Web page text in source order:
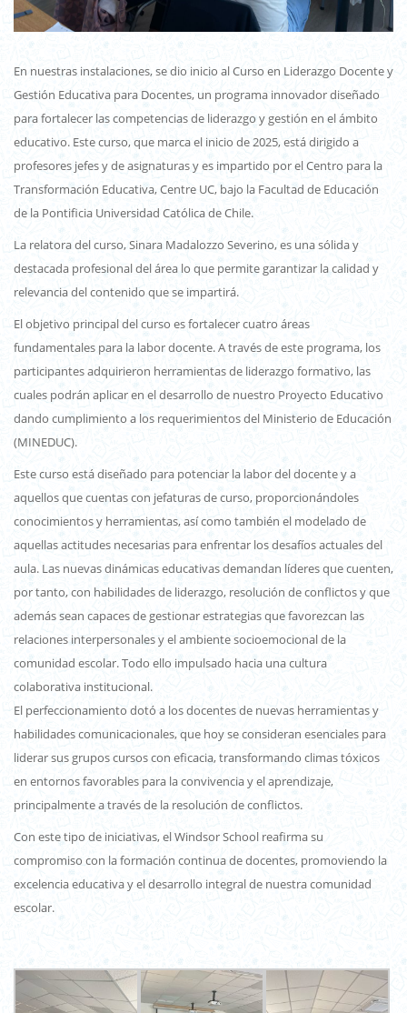
En nuestras instalaciones, se dio inicio al Curso en Liderazgo Docente y
Gestión Educativa para Docentes, un programa innovador diseñado
para fortalecer las competencias de liderazgo y gestión en el ámbito
educativo. Este curso, que marca el inicio de 2025, está dirigido a
profesores jefes y de asignaturas y es impartido por el Centro para la
Transformación Educativa, Centre UC, bajo la Facultad de Educación
de la Pontificia Universidad Católica de Chile.
La relatora del curso, Sinara Madalozzo Severino, es una sólida y
destacada profesional del área lo que permite garantizar la calidad y
relevancia del contenido que se impartirá.
El objetivo principal del curso es fortalecer cuatro áreas
fundamentales para la labor docente. A través de este programa, los
participantes adquirieron herramientas de liderazgo formativo, las
cuales podrán aplicar en el desarrollo de nuestro Proyecto Educativo
dando cumplimiento a los requerimientos del Ministerio de Educación
(MINEDUC).
Este curso está diseñado para potenciar la labor del docente y a
aquellos que cuentas con jefaturas de curso, proporcionándoles
conocimientos y herramientas, así como también el modelado de
aquellas actitudes necesarias para enfrentar los desafíos actuales del
aula. Las nuevas dinámicas educativas demandan líderes que cuenten,
por tanto, con habilidades de liderazgo, resolución de conflictos y que
además sean capaces de gestionar estrategias que favorezcan las
relaciones interpersonales y el ambiente socioemocional de la
comunidad escolar. Todo ello impulsado hacia una cultura
colaborativa institucional.
El perfeccionamiento dotó a los docentes de nuevas herramientas y
habilidades comunicacionales, que hoy se consideran esenciales para
liderar sus grupos cursos con eficacia, transformando climas tóxicos
en entornos favorables para la convivencia y el aprendizaje,
principalmente a través de la resolución de conflictos.
Con este tipo de iniciativas, el Windsor School reafirma su
compromiso con la formación continua de docentes, promoviendo la
excelencia educativa y el desarrollo integral de nuestra comunidad
escolar.